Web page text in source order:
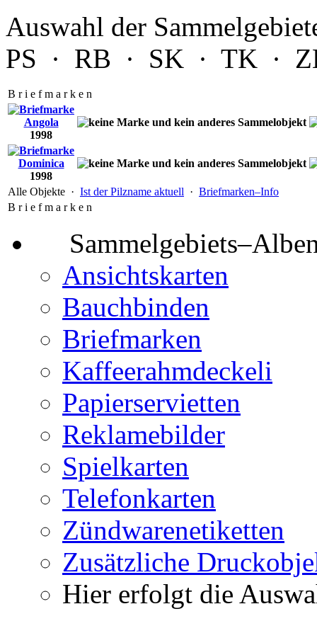
Auswahl der
PS · RB · SK · TK ·
B r i e f m a r k e n
Angola
1998
Dominica
1998
Alle Objekte · Ist der Pilzname aktuell · Briefmarken–Info
B r i e f m a r k e n
Ansichtskarten
Bauchbinden
Briefmarken
Kaffeerahmdeckeli
Papierservietten
Reklamebilder
Spielkarten
Telefonkarten
Zündwarenetiketten
Zusätzliche
Hier erfolgt die